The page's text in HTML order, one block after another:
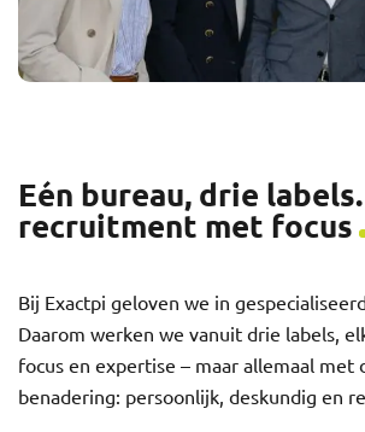
Eén bureau, drie
recruitment met focus
Bij Exactpi geloven we in
Daarom werken we vanuit drie labels,
focus en expertise – maar allemaal met
benadering: persoonlijk, deskundig en